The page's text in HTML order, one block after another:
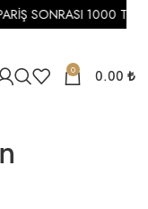
0 0.00 ₺
SONRASI 1000 TL